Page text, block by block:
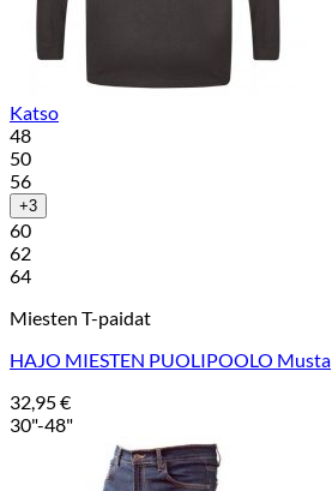
Katso
48
50
56
+3
60
62
64
Miesten T-paidat
HAJO MIESTEN PUOLIPOOLO Musta
32,95€
30"-48"